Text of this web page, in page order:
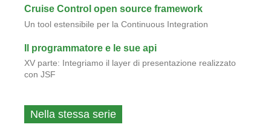
Cruise Control open source framework
Un tool estensibile per la Continuous Integration
Il programmatore e le sue api
XV parte: Integriamo il layer di presentazione realizzato
con JSF
Nella stessa serie